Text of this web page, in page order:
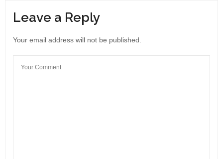
Leave a Reply
Your email address will not be published.